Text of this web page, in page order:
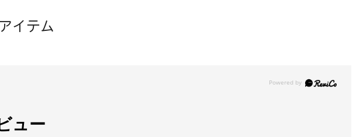
イテム
ュー